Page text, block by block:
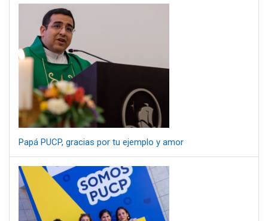
Papá PUCP, gracias por tu ejemplo y amor